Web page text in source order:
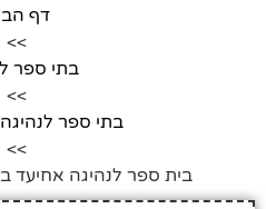
דף
>>
בתי ספר
>>
בתי ספר
>>
בית ספר לנהיגה אחיעד